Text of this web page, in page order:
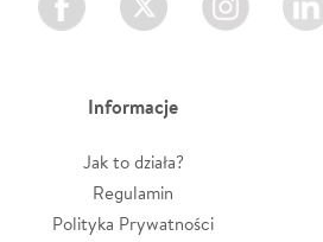
Informacje
Jak to działa?
Regulamin
Polityka Prywatności